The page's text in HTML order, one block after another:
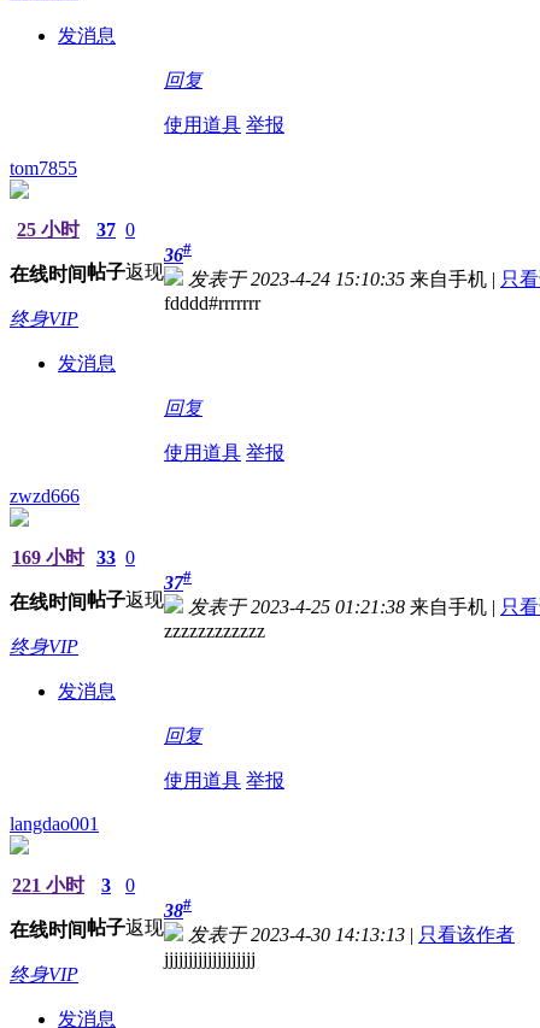
发消息
回复
使用道具 举报
tom7855
25 小时
在线时间
37
帖子
0
返现
终身VIP
发消息
36#
发表于 2023-4-24 15:10:35 来自手机 | 只
fdddd#rrrrrrr
回复
使用道具 举报
zwzd666
169 小时
在线时间
33
帖子
0
返现
终身VIP
发消息
37#
发表于 2023-4-25 01:21:38 来自手机 | 只
zzzzzzzzzzzz
回复
使用道具 举报
langdao001
221 小时
在线时间
3
帖子
0
返现
终身VIP
发消息
38#
发表于 2023-4-30 14:13:13 | 只看该作者
jjjjjjjjjjjjjjjjjjj